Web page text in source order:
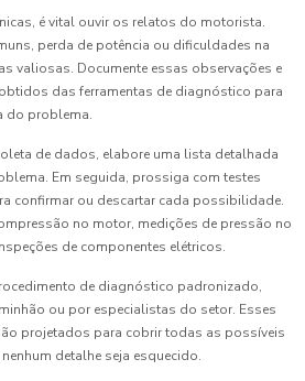
é vital ouvir os relatos do motorista.
perda de potência ou dificuldades na
valiosas. Documente essas observações e
das ferramentas de diagnóstico para
do problema.
de dados, elabore uma lista detalhada
Em seguida, prossiga com testes
confirmar ou descartar cada possibilidade.
no motor, medições de pressão no
de componentes elétricos.
de diagnóstico padronizado,
ou por especialistas do setor. Esses
projetados para cobrir todas as possíveis
detalhe seja esquecido.